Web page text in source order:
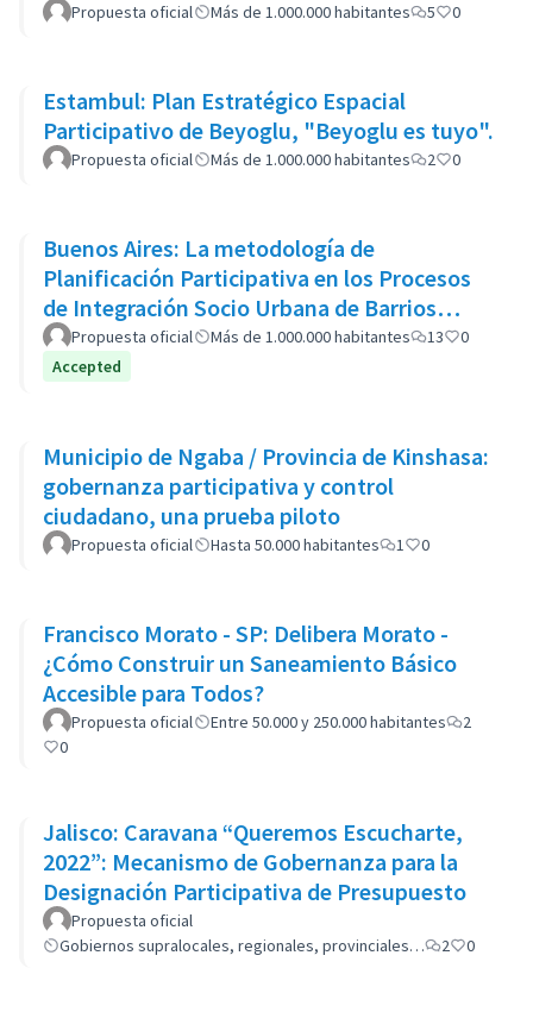
Propuesta oficial Más de 1.000.000 habitantes 5 0
Estambul: Plan Estratégico Espacial
Participativo de Beyoglu, "Beyoglu es tuyo".
Propuesta oficial Más de 1.000.000 habitantes 2 0
Buenos Aires: La metodología de
Planificación Participativa en los Procesos
de Integración Socio Urbana de Barrios
Populares: el caso del Barrio 20
Propuesta oficial Más de 1.000.000 habitantes 13
0
Accepted
Municipio de Ngaba / Provincia de Kinshasa:
gobernanza participativa y control
ciudadano, una prueba piloto
Propuesta oficial Hasta 50.000 habitantes 1 0
Francisco Morato - SP: Delibera Morato -
¿Cómo Construir un Saneamiento Básico
Accesible para Todos?
Propuesta oficial Entre 50.000 y 250.000 habitantes
2
0
Jalisco: Caravana “Queremos Escucharte,
2022”: Mecanismo de Gobernanza para la
Designación Participativa de Presupuesto
Propuesta oficial
Gobiernos supralocales, regionales, provinciales…
2 0